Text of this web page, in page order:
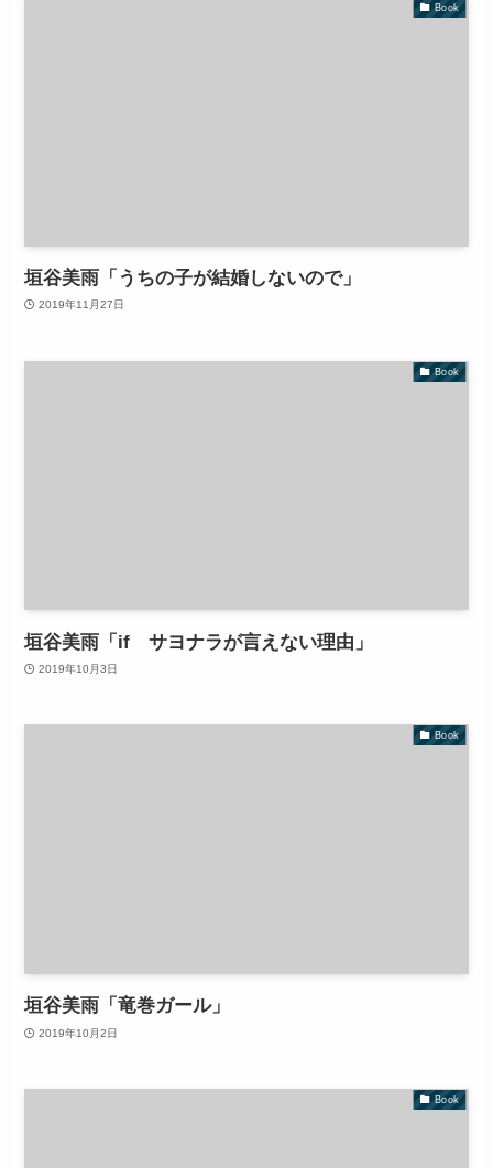
Book
垣谷美雨「うちの子が結婚しないので」
2019年11月27日
Book
垣谷美雨「if サヨナラが言えない理由」
2019年10月3日
Book
垣谷美雨「竜巻ガール」
2019年10月2日
Book